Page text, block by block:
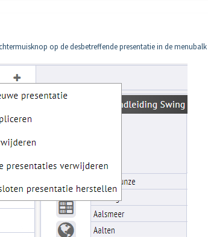
op de desbetreffende presentatie in de